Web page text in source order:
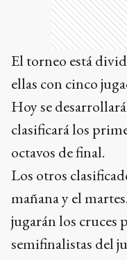
El torneo está
ellas con cinco
Hoy se
clasificará los
octavos de final.
Los otros
mañana y el
jugarán los cruces
semifinalistas del